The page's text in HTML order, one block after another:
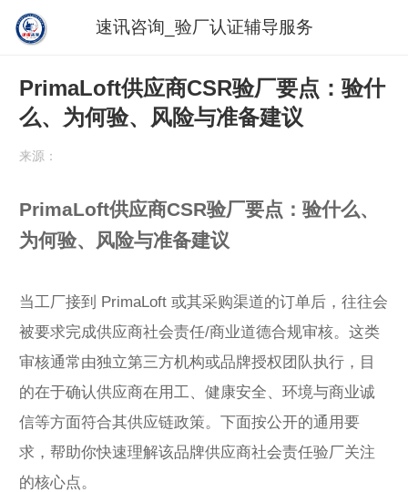
速讯咨询_验厂认证辅导服务
PrimaLoft供应商CSR验厂要点：验什
么、为何验、风险与准备建议
来源：
PrimaLoft供应商CSR验厂要点：验什么、
为何验、风险与准备建议
当工厂接到 PrimaLoft 或其采购渠道的订单后，往往会
被要求完成供应商社会责任/商业道德合规审核。这类
审核通常由独立第三方机构或品牌授权团队执行，目
的在于确认供应商在用工、健康安全、环境与商业诚
信等方面符合其供应链政策。下面按公开的通用要
求，帮助你快速理解该品牌供应商社会责任验厂关注
的核心点。